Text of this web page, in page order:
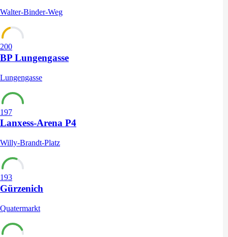
Walter-Binder-Weg
200
BP Lungengasse
Lungengasse
197
Lanxess-Arena P4
Willy-Brandt-Platz
193
Gürzenich
Quatermarkt